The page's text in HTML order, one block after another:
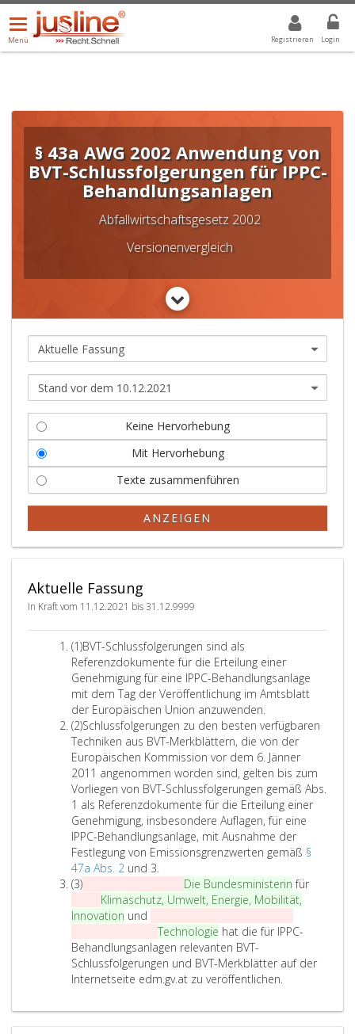
Registrieren Login
Menü
öffnen/schließen
Menü
ALLE DROPDOWN: GEWÄHLTER WERT IST ALLE
§ 43a AWG 2002 Anwendung von
BVT-Schlussfolgerungen für IPPC-
Behandlungsanlagen
Abfallwirtschaftsgesetz 2002
Versionenvergleich
Keine Hervorhebung
Mit Hervorhebung
Texte zusammenführen
ANZEIGEN
Aktuelle Fassung
In Kraft vom 11.12.2021 bis 31.12.9999
(1)A
b
s
a
t
z
e
i
n
s
BVT-Schlussfolgerungen sind als
Referenzdokumente für die Erteilung einer
Genehmigung für eine IPPC-Behandlungsanlage
mit dem Tag der Veröffentlichung im Amtsblatt
der Europäischen Union anzuwenden.
(2)A
b
s
a
t
z
2
Schlussfolgerungen zu den besten verfügbaren
Techniken aus BVT-Merkblättern, die von der
Europäischen Kommission vor dem 6. Jänner
2011 angenommen worden sind, gelten bis zum
Vorliegen von BVT-Schlussfolgerungen gemäß Abs.
1 als Referenzdokumente für die Erteilung einer
Genehmigung, insbesondere Auflagen, für eine
IPPC-Behandlungsanlage, mit Ausnahme der
Festlegung von Emissionsgrenzwerten gemäß §
47a Abs. 2 und 3.
h
u
s
s
f
l
g
(3)A
s
t
z
3
Die Bundesministerin für
Klimaschutz, Umwelt, Energie, Mobilität,
Innovation und
Technologie hat die für IPPC-
Behandlungsanlagen relevanten BVT-
Schlussfolgerungen und BVT-Merkblätter auf der
Internetseite edm.gv.at zu veröffentlichen.